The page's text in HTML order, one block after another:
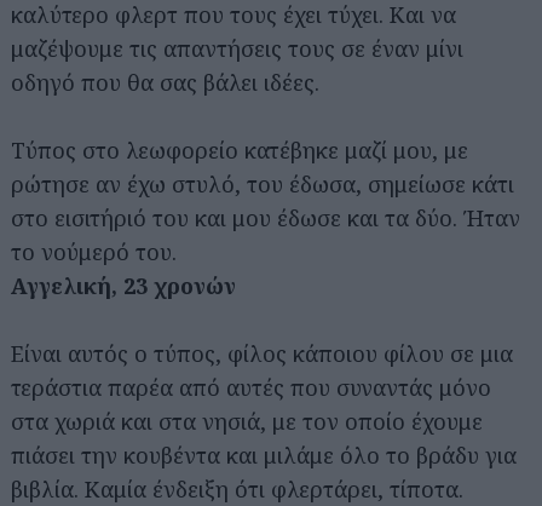
καλύτερο φλερτ που τους έχει τύχει. Και να
μαζέψουμε τις απαντήσεις τους σε έναν μίνι
οδηγό που θα σας βάλει ιδέες.
Τύπος στο λεωφορείο κατέβηκε μαζί μου, με
ρώτησε αν έχω στυλό, του έδωσα, σημείωσε κάτι
στο εισιτήριό του και μου έδωσε και τα δύο. Ήταν
το νούμερό του.
Αγγελική, 23 χρονών
Είναι αυτός ο τύπος, φίλος κάποιου φίλου σε μια
τεράστια παρέα από αυτές που συναντάς μόνο
στα χωριά και στα νησιά, με τον οποίο έχουμε
πιάσει την κουβέντα και μιλάμε όλο το βράδυ για
βιβλία. Καμία ένδειξη ότι φλερτάρει, τίποτα.